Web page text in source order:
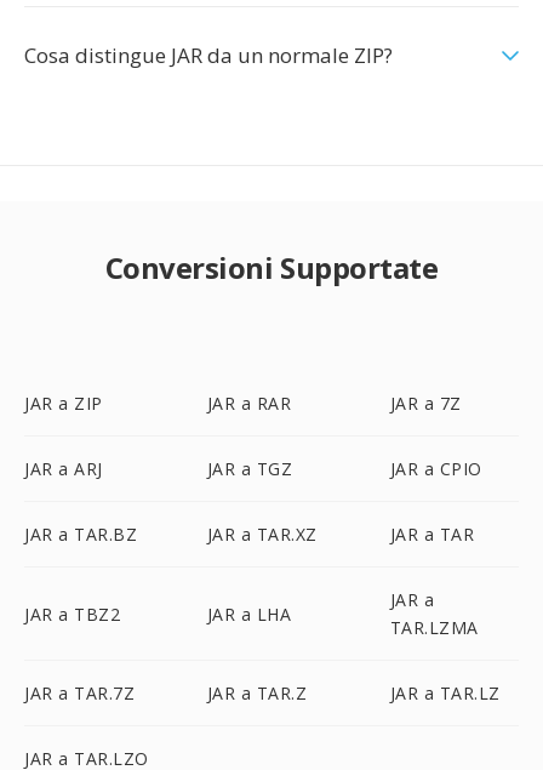
Cosa distingue JAR da un normale ZIP?
Conversioni Supportate
JAR a ZIP JAR a RAR JAR a 7Z
JAR a ARJ JAR a TGZ JAR a CPIO
JAR a TAR.BZ JAR a TAR.XZ JAR a TAR
JAR a TBZ2 JAR a LHA
JAR a
TAR.LZMA
JAR a TAR.7Z JAR a TAR.Z JAR a TAR.LZ
JAR a TAR.LZO